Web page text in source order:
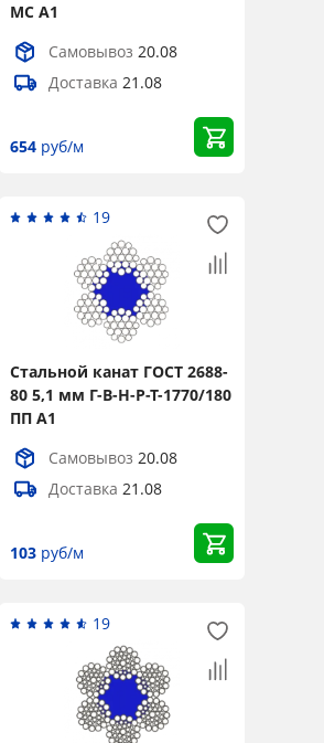
МС А1
Самовывоз 20.08
Доставка 21.08
654руб/м
19
Стальной канат ГОСТ 2688-
80 5,1 мм Г-В-Н-Р-Т-1770/180
ПП А1
Самовывоз 20.08
Доставка 21.08
103руб/м
19